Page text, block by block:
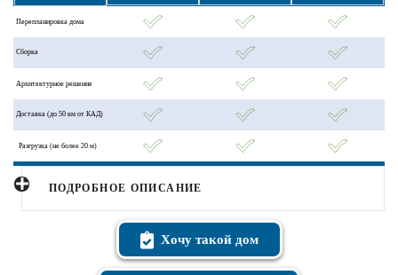
Перепланировка дома
Сборка
Архитектурное решение
Доставка (до 50 км от КАД)
Разгрузка (не более 20 м)
ПОДРОБНОЕ ОПИСАНИЕ
Хочу такой дом